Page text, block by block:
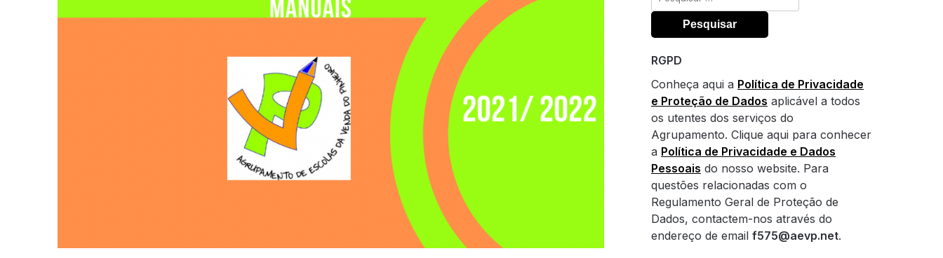
por:
RGPD
Conheça aqui a Política de Privacidade
e Proteção de Dados aplicável a todos
os utentes dos serviços do
Agrupamento. Clique aqui para conhecer
a Política de Privacidade e Dados
Pessoais do nosso website. Para
questões relacionadas com o
Regulamento Geral de Proteção de
Dados, contactem-nos através do
endereço de email f575@aevp.net.